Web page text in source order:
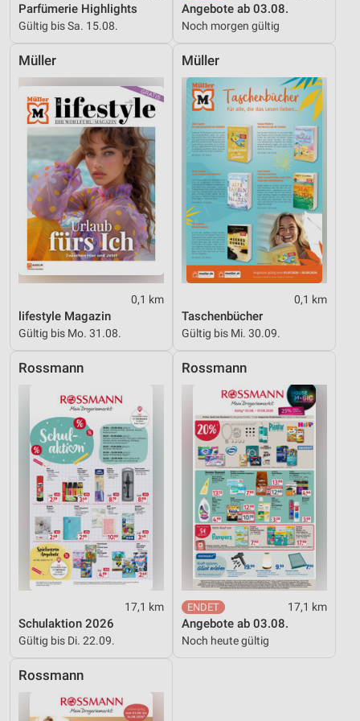
Parfümerie Highlights
Gültig bis Sa. 15.08.
Angebote ab 03.08.
Noch morgen gültig
Müller
0,1 km
lifestyle Magazin
Gültig bis Mo. 31.08.
Müller
0,1 km
Taschenbücher
Gültig bis Mi. 30.09.
Rossmann
17,1 km
Schulaktion 2026
Gültig bis Di. 22.09.
Rossmann
17,1 km
Angebote ab 03.08.
Noch heute gültig
Rossmann
Notwendig
Funktional
Werbung